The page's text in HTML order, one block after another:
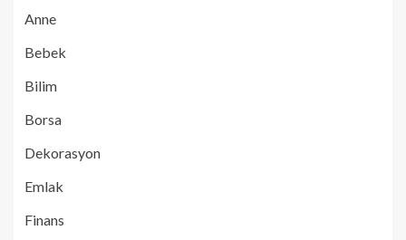
Anne
Bebek
Bilim
Borsa
Dekorasyon
Emlak
Finans